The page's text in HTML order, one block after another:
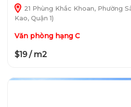
21 Phùng Khắc Khoan, Phường
Kao, Quận 1)
Văn phòng hạng C
$19 / m2